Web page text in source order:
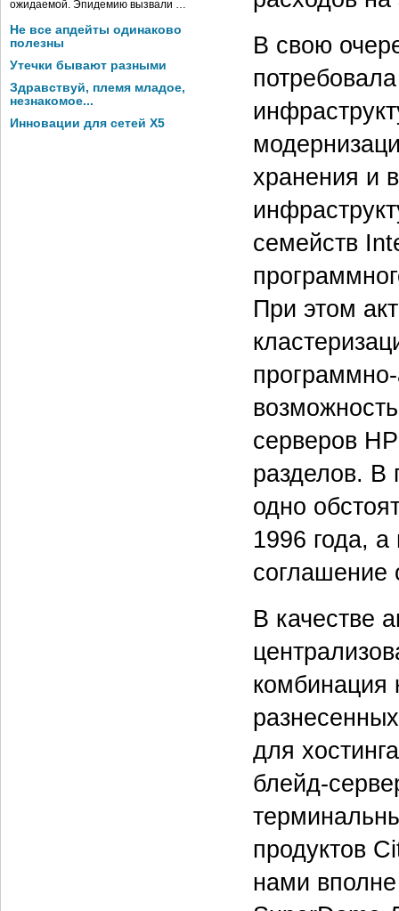
ожидаемой. Эпидемию вызвали …
Не все апдейты одинаково
полезны
Утечки бывают разными
Здравствуй, племя младое,
незнакомое...
Инновации для сетей X5
В свою
хранения и
семейств
При этом
серверов
разделов. В
одно
1996 года,
соглашение
В качестве
комбинация
для
продуктов
нами